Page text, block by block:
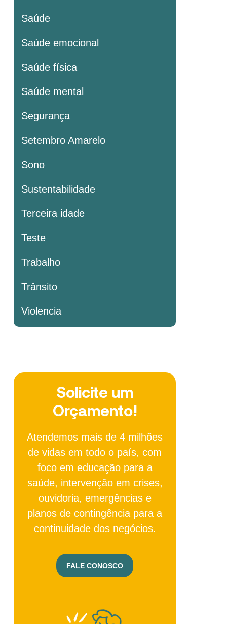
Saúde
Saúde emocional
Saúde física
Saúde mental
Segurança
Setembro Amarelo
Sono
Sustentabilidade
Terceira idade
Teste
Trabalho
Trânsito
Violencia
Solicite um
Orçamento!
Atendemos mais de 4 milhões
de vidas em todo o país, com
foco em educação para a
saúde, intervenção em crises,
ouvidoria, emergências e
planos de contingência para a
continuidade dos negócios.
FALE CONOSCO